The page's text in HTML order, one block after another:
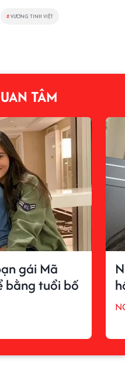
#VƯƠNG TINH VIỆT
TÂM
gái Mã
bằng tuổi bố